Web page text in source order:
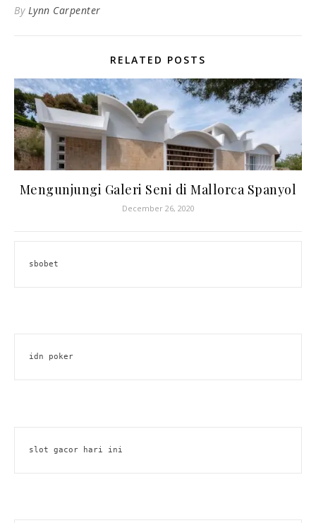
By Lynn Carpenter
RELATED POSTS
Mengunjungi Galeri Seni di Mallorca Spanyol
December 26, 2020
sbobet
idn poker
slot gacor hari ini